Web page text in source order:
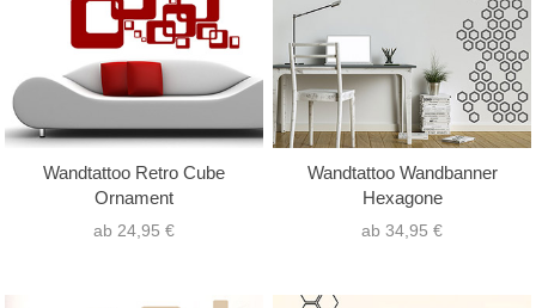
Wandtattoo Retro Cube
Ornament
ab 24,95 €
Wandtattoo Wandbanner
Hexagone
ab 34,95 €